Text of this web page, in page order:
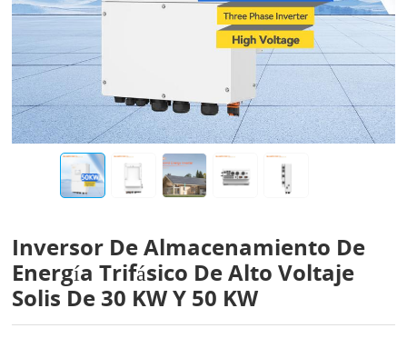
Inversor De Almacenamiento De
Energía Trifásico De Alto Voltaje
Solis De 30 KW Y 50 KW